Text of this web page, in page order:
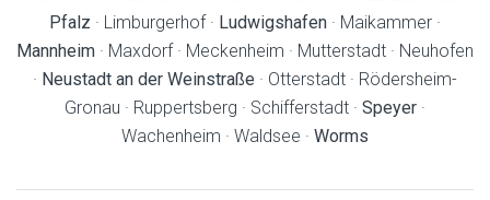
Pfalz · Limburgerhof · Ludwigshafen · Maikammer ·
Mannheim · Maxdorf · Meckenheim · Mutterstadt · Neuhofen
· Neustadt an der Weinstraße · Otterstadt · Rödersheim-
Gronau · Ruppertsberg · Schifferstadt · Speyer ·
Wachenheim · Waldsee · Worms